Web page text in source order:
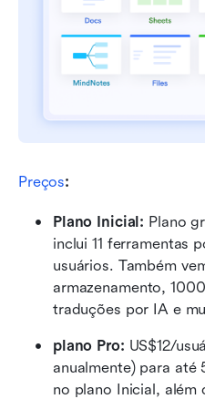
Preços:
Plano Inicial: Plano
inclui 11 ferramentas
usuários. Também
armazenamento,
traduções por IA e
plano Pro: US$12/
anualmente) para
no plano Inicial, além